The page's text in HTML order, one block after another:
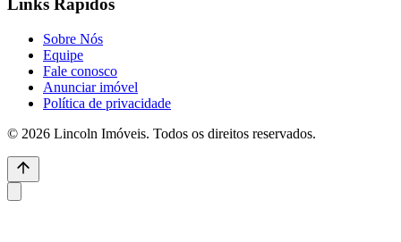
Links Rápidos
Sobre Nós
Equipe
Fale conosco
Anunciar imóvel
Política de privacidade
© 2026 Lincoln Imóveis. Todos os direitos reservados.